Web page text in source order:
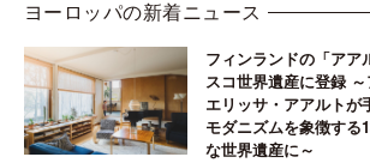
ヨーロッパの新着ニュース
フィンランドの「アア
スコ世界遺産に登録 ～アルヴァ、アイノ、
エリッサ・アアルトが
モダニズムを象徴する
な世界遺産に～